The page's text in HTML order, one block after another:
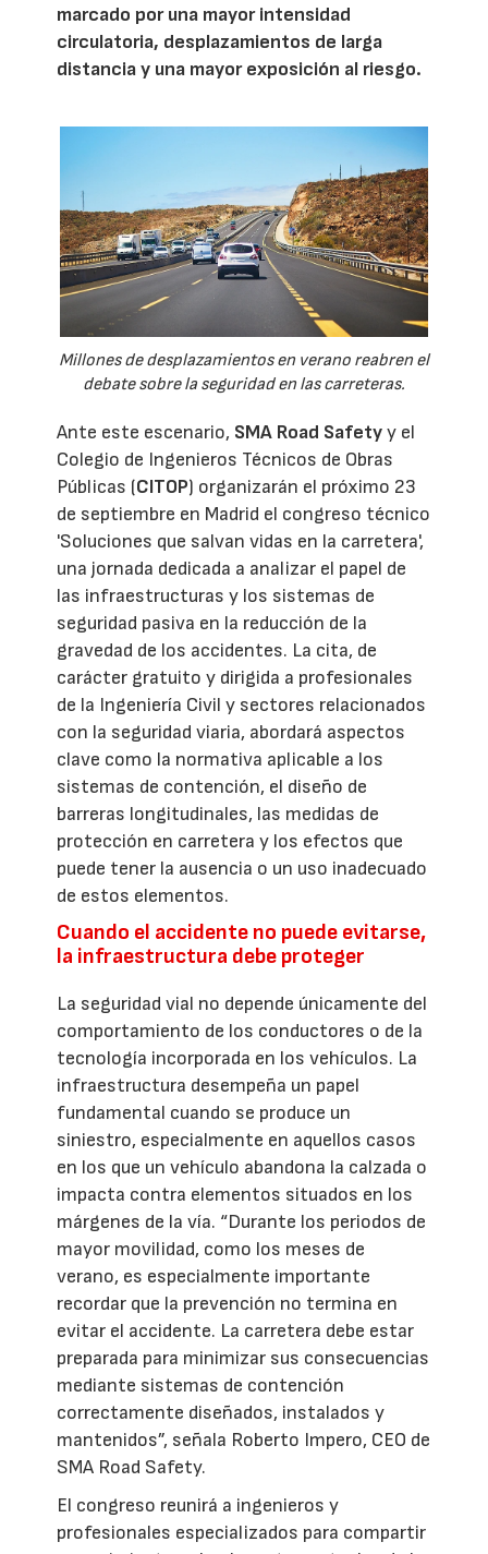
marcado por una mayor intensidad
circulatoria, desplazamientos de larga
distancia y una mayor exposición al riesgo.
Millones de desplazamientos en verano reabren el
debate sobre la seguridad en las carreteras.
Ante este escenario, SMA Road Safetyy el
Colegio de Ingenieros Técnicos de Obras
Públicas (CITOP) organizarán el próximo 23
de septiembre en Madrid el congreso técnico
'Soluciones que salvan vidas en la carretera',
una jornada dedicada a analizar el papel de
las infraestructuras y los sistemas de
seguridad pasiva en la reducción de la
gravedad de los accidentes. La cita, de
carácter gratuito y dirigida a profesionales
de la Ingeniería Civil y sectores relacionados
con la seguridad viaria, abordará aspectos
clave como la normativa aplicable a los
sistemas de contención, el diseño de
barreras longitudinales, las medidas de
protección en carretera y los efectos que
puede tener la ausencia o un uso inadecuado
de estos elementos.
Cuando el accidente no puede evitarse,
la infraestructura debe proteger
La seguridad vial no depende únicamente del
comportamiento de los conductores o de la
tecnología incorporada en los vehículos. La
infraestructura desempeña un papel
fundamental cuando se produce un
siniestro, especialmente en aquellos casos
en los que un vehículo abandona la calzada o
impacta contra elementos situados en los
márgenes de la vía. “Durante los periodos de
mayor movilidad, como los meses de
verano, es especialmente importante
recordar que la prevención no termina en
evitar el accidente. La carretera debe estar
preparada para minimizar sus consecuencias
mediante sistemas de contención
correctamente diseñados, instalados y
mantenidos”, señala Roberto Impero, CEO de
SMA Road Safety.
El congreso reunirá a ingenieros y
profesionales especializados para compartir